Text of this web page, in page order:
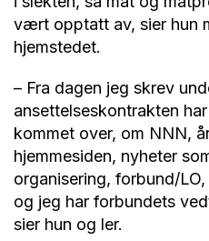
vært opptatt av, sier hun
hjemstedet.
– Fra dagen jeg skrev
ansettelseskontrakten
kommet over, om NNN,
hjemmesiden, nyheter
organisering, forbund/
og jeg har forbundets
sier hun og ler.